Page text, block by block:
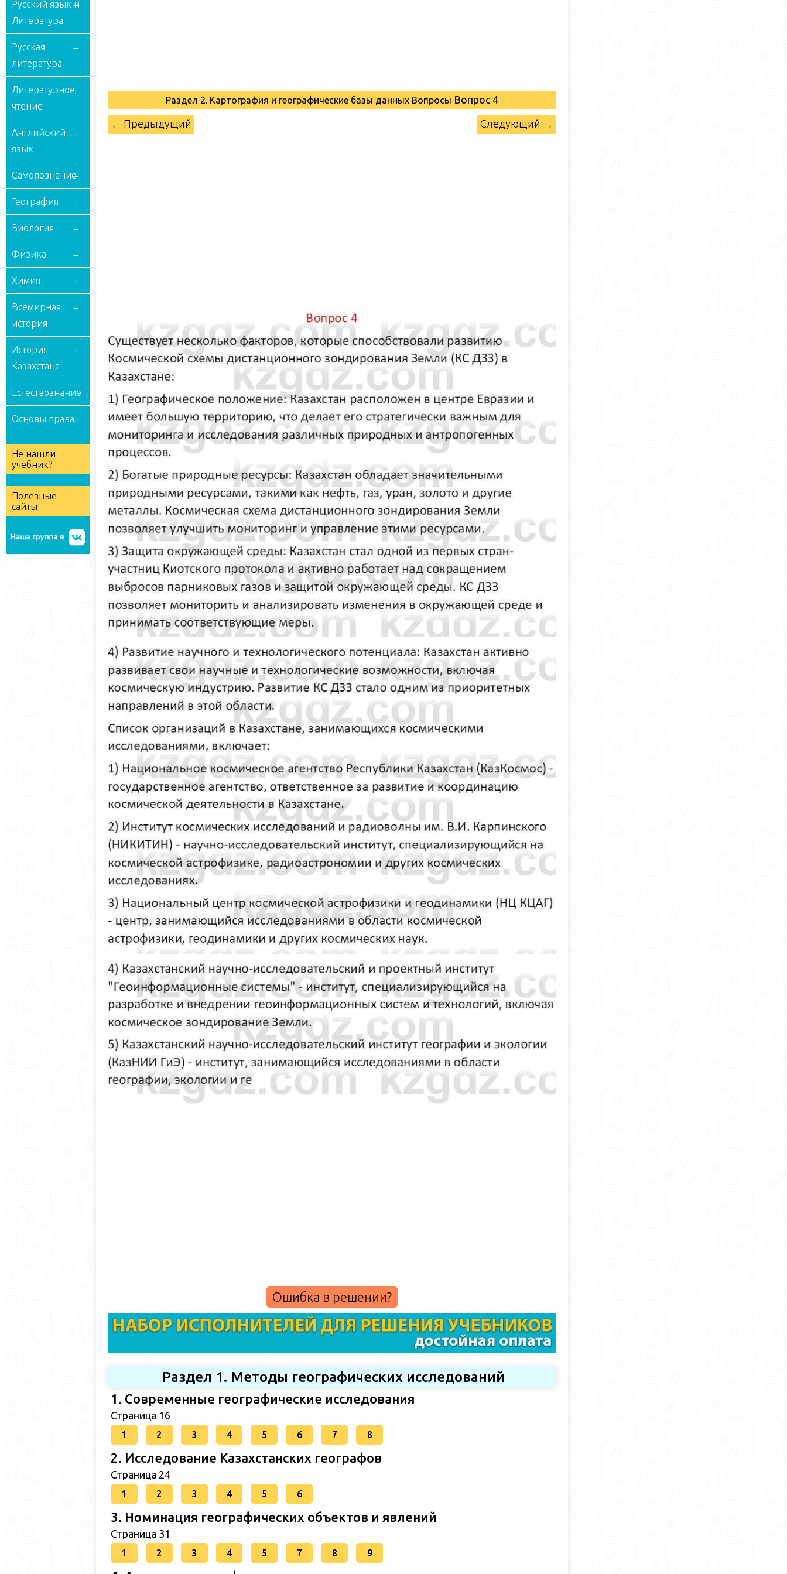
Русский язык и
Литература
Русская
литература
Литературное
чтение
Английский
язык
Самопознание
География
Биология
Физика
Химия
Всемирная
история
История
Казахстана
Естествознание
Основы права
Не нашли
учебник?
Полезные
сайты
Раздел 2. Картография и географические базы данных Вопросы Вопрос 4
← Предыдущий Следующий →
Ошибка в решении?
Раздел 1. Методы географических исследований
1. Современные географические исследования
Страница 16
1 2 3 4 5 6 7 8
2. Исследование Казахстанских географов
Страница 24
1 2 3 4 5 6
3. Номинация географических объектов и явлений
Страница 31
1 2 3 4 5 7 8 9